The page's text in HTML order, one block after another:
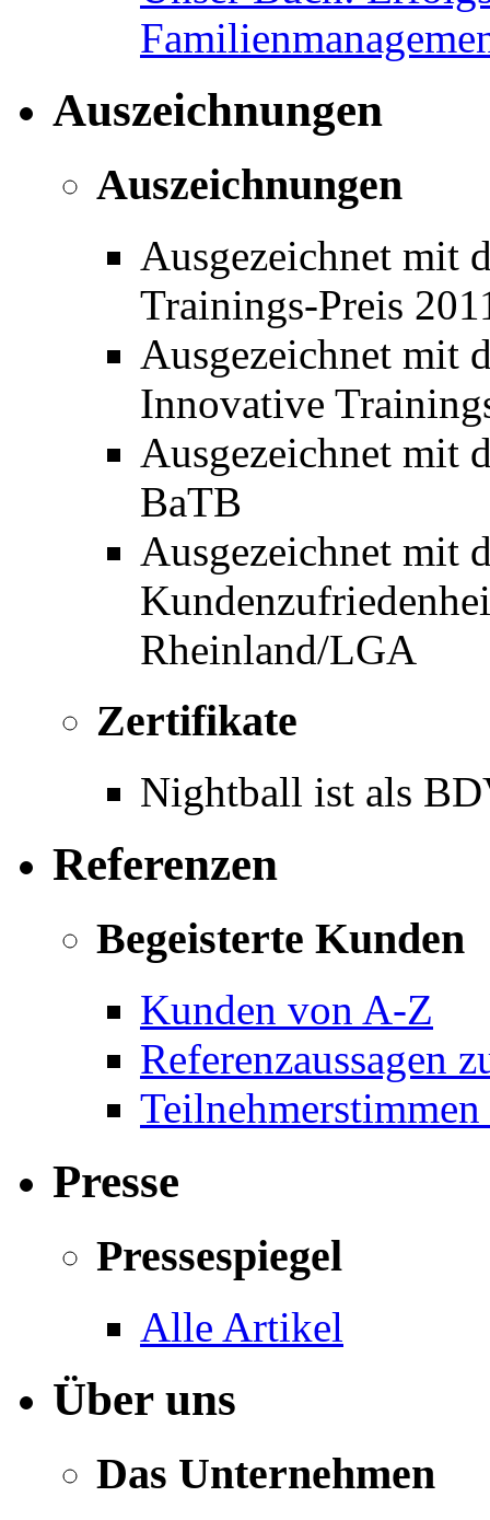
Auszeichnungen
Auszeichnungen
Ausgezeichnet mit
Trainings-Preis
Ausgezeichnet mit
Innovative
Ausgezeichnet mit
BaTB
Ausgezeichnet mit
Rheinland/LGA
Zertifikate
Nightball ist als
Referenzen
Begeisterte Kunden
Kunden von A-Z
Referenzaussagen
Presse
Pressespiegel
Alle Artikel
Über uns
Das Unternehmen